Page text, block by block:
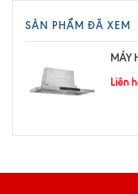
SẢN PHẨM ĐÃ XEM
MÁY
Liên